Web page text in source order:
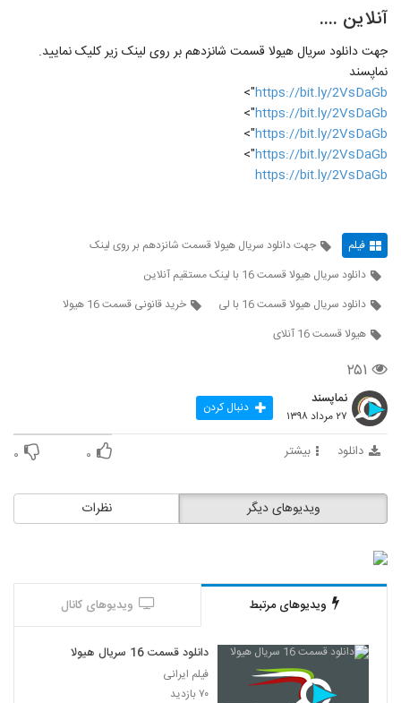
آنلاین ....
جهت دانلود سریال هیولا قسمت شانزدهم بر روی لینک زیر کلیک نمایید.
نماپسند
https://bit.ly/2VsDaGb
">
https://bit.ly/2VsDaGb
">
https://bit.ly/2VsDaGb
">
https://bit.ly/2VsDaGb
">
https://bit.ly/2VsDaGb
فیلم
جهت دانلود سریال هیولا قسمت شانزدهم بر روی لینک
دانلود سریال هیولا قسمت 16 با لینک مستقیم آنلاین
دانلود سریال هیولا قسمت 16 با لی
خرید قانونی قسمت 16 هیولا
هیولا قسمت 16 آنلای
۲۵۱
نماپسند
۲۷ مرداد ۱۳۹۸ دنبال کردن
دانلود بیشتر ۰ ۰
نظرات ویدیوهای دیگر
ویدیوهای مرتبط ویدیوهای کانال
دانلود قسمت 16 سریال هیولا
فیلم ایرانی
۷۰ بازدید